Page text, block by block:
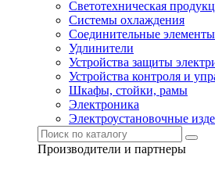
Светотехническая
Системы охлаждения
Соединительные элементы
Удлинители
Устройства защиты
Устройства контроля и
Шкафы, стойки, рамы
Электроника
Электроустановочные
Производители и партнеры